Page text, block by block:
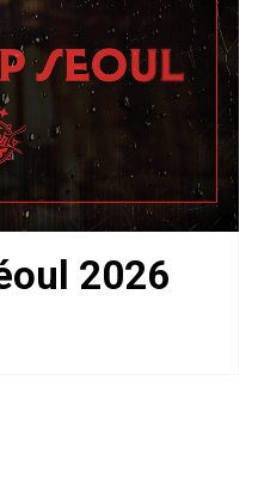
2026